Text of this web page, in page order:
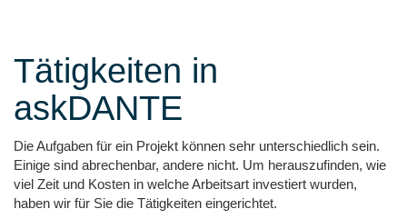
Tätigkeiten in
askDANTE
Die Aufgaben für ein Projekt können sehr unterschiedlich sein.
Einige sind abrechenbar, andere nicht. Um herauszufinden, wie
viel Zeit und Kosten in welche Arbeitsart investiert wurden,
haben wir für Sie die Tätigkeiten eingerichtet.